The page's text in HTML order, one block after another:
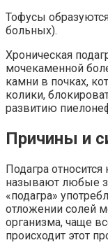
Тофусы
больных).
Хроническая
мочекаменной
камни в почках,
колики,
развитию
Причины и
Подагра относится
называют любые
«подагра»
отложении солей
организма, чаще
происходит этот